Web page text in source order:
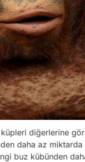
diğerlerine
daha az
buz kübünden